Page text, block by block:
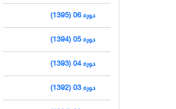
دوره 06 (1395)
دوره 05 (1394)
دوره 04 (1393)
دوره 03 (1392)